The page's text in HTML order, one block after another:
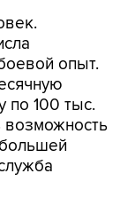
опыт.
по 100 тыс.
возможность